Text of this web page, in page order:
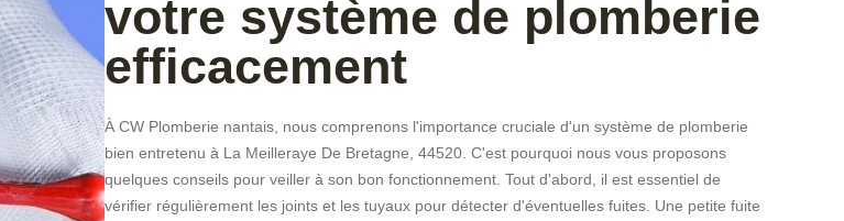
votre système de plomberie
efficacement
À CW Plomberie nantais, nous comprenons l'importance cruciale d'un système de plomberie
bien entretenu à La Meilleraye De Bretagne, 44520. C'est pourquoi nous vous proposons
quelques conseils pour veiller à son bon fonctionnement. Tout d'abord, il est essentiel de
vérifier régulièrement les joints et les tuyaux pour détecter d'éventuelles fuites. Une petite fuite